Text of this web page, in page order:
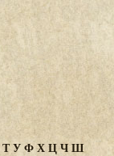
ТУФХЦЧШ